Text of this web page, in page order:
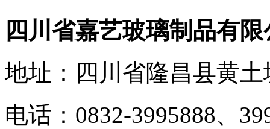
四川省嘉艺玻璃制品有限
地址：四川省隆昌县黄
电话：0832-3995888、